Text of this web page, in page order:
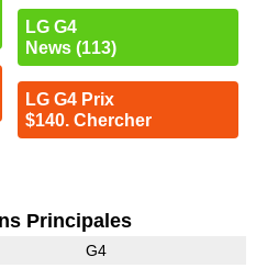
LG G4
News (113)
LG G4 Prix
$140. Chercher
Principales
G4